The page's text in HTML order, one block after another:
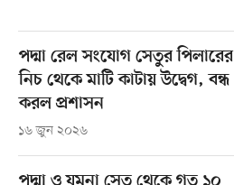
পদ্মা রেল সংযোগ সেতুর পিলারের
নিচ থেকে মাটি কাটায় উদ্বেগ, বন্ধ
করল প্রশাসন
১৬ জুন ২০২৬